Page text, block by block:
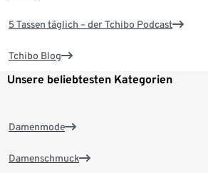
5 Tassen täglich – der Tchibo Podcast
Tchibo Blog
Unsere beliebtesten Kategorien
Damenmode
Damenschmuck